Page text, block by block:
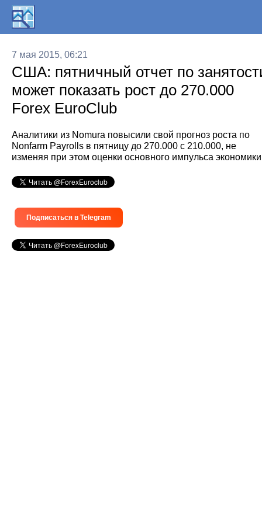
7 мая 2015, 06:21
США: пятничный отчет по
может показать рост до 270.000
Forex EuroClub
Аналитики из Nomura повысили свой прогноз роста по
Nonfarm Payrolls в пятницу до 270.000 с 210.000, не
изменяя при этом оценки основного импульса
Подписаться в Telegram